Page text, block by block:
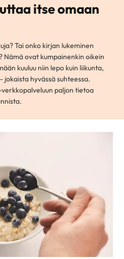
itse omaan
Tai onko kirjan lukeminen
ovat kumpainenkin oikein
kuuluu niin lepo kuin liikunta,
jokaista hyvässä suhteessa.
verkkopalveluun paljon tietoa